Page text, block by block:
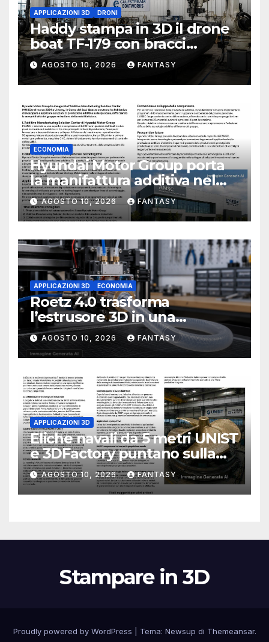
APPLICAZIONI 3D DRONI
Haddy stampa in 3D il drone
boat TF-179 con bracci
robotici
AGOSTO 10, 2026 FANTASY
ECONOMIA
Hyundai Motor Group porta
la manifattura additiva nel
processo di sviluppo
dell’auto dentro l’AMSC di
Namyang
AGOSTO 10, 2026 FANTASY
APPLICAZIONI 3D ECONOMIA
Roetz 4.0 trasforma
l’estrusore 3D in una
macchina per produrre tubi
AGOSTO 10, 2026 FANTASY
APPLICAZIONI 3D
Eliche navali da 5 metri UNIST
e 3DFactory puntano sulla
stampa 3D WAAM
AGOSTO 10, 2026 FANTASY
Stampare in 3D
Proudly powered by WordPress Tema: Newsup di Themeansar.